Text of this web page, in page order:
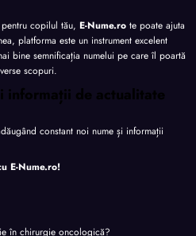
copilul tău, E-Nume.ro te poate ajuta
platforma este un instrument excelent
bine semnificația numelui pe care îl poartă
scopuri.
informații de actualitate
constant noi nume și informații
E-Nume.ro!
în chirurgie oncologică?